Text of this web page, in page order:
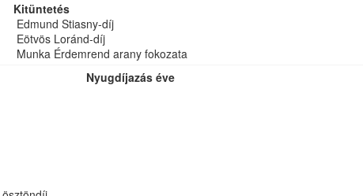
Kitüntetés
Edmund Stiasny-díj
Eötvös Loránd-díj
Munka Érdemrend arany fokozata
Nyugdíjazás éve